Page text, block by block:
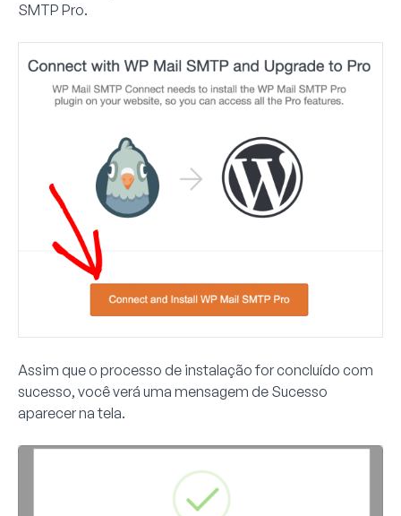
SMTP Pro.
Assim que o processo de instalação for concluído com
sucesso, você verá uma mensagem de Sucesso
aparecer na tela.